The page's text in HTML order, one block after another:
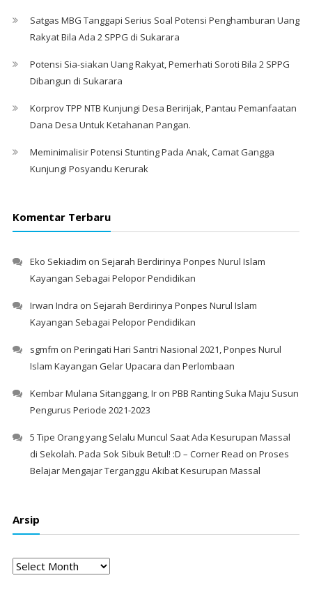
Satgas MBG Tanggapi Serius Soal Potensi Penghamburan Uang
Rakyat Bila Ada 2 SPPG di Sukarara
Potensi Sia-siakan Uang Rakyat, Pemerhati Soroti Bila 2 SPPG
Dibangun di Sukarara
Korprov TPP NTB Kunjungi Desa Beririjak, Pantau Pemanfaatan
Dana Desa Untuk Ketahanan Pangan.
Meminimalisir Potensi Stunting Pada Anak, Camat Gangga
Kunjungi Posyandu Kerurak
Komentar Terbaru
Eko Sekiadim on Sejarah Berdirinya Ponpes Nurul Islam
Kayangan Sebagai Pelopor Pendidikan
Irwan Indra on Sejarah Berdirinya Ponpes Nurul Islam
Kayangan Sebagai Pelopor Pendidikan
sgmfm on Peringati Hari Santri Nasional 2021, Ponpes Nurul
Islam Kayangan Gelar Upacara dan Perlombaan
Kembar Mulana Sitanggang, Iron PBB Ranting Suka Maju Susun
Pengurus Periode 2021-2023
5 Tipe Orang yang Selalu Muncul Saat Ada Kesurupan Massal
di Sekolah. Pada Sok Sibuk Betul! :D – Corner Read on Proses
Belajar Mengajar Terganggu Akibat Kesurupan Massal
Arsip
Arsip